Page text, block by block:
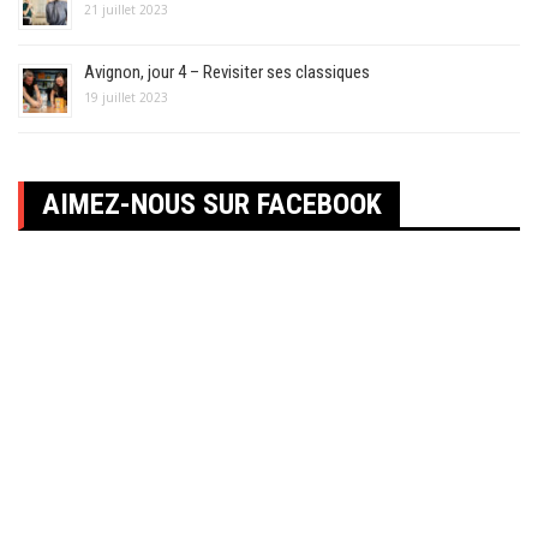
21 juillet 2023
Avignon, jour 4 – Revisiter ses classiques
19 juillet 2023
AIMEZ-NOUS SUR FACEBOOK